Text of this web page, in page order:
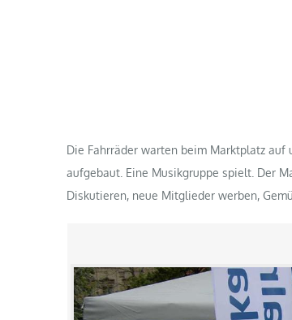
Die Fahrräder warten beim Marktplatz auf
aufgebaut. Eine Musikgruppe spielt. Der
Diskutieren, neue Mitglieder werben,